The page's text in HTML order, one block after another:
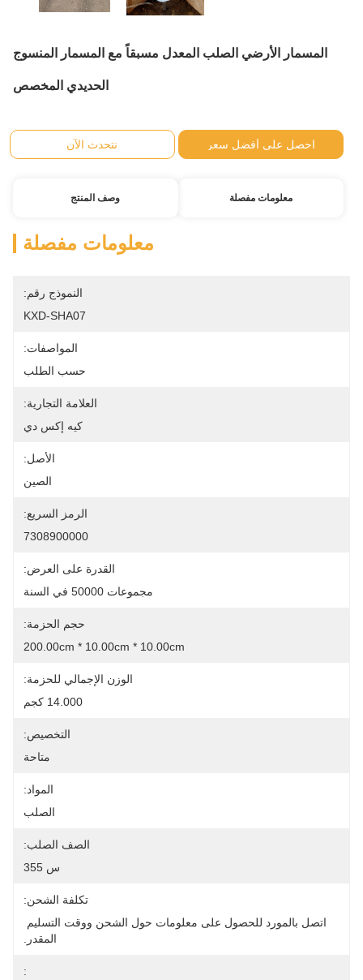
المسمار الأرضي الصلب المعدل مسبقاً مع المسمار المنسوج
الحديدي المخصص
احصل على أفضل سعر نتحدث الآن
معلومات مفصلة وصف المنتج
معلومات مفصلة
النموذج رقم:
KXD-SHA07
المواصفات:
حسب الطلب
العلامة التجارية:
كيه إكس دي
الأصل:
الصين
الرمز السريع:
7308900000
القدرة على العرض:
مجموعات 50000 في السنة
حجم الحزمة:
200.00cm * 10.00cm * 10.00cm
الوزن الإجمالي للحزمة:
14.000 كجم
التخصيص:
متاحة
المواد:
الصلب
الصف الصلب:
س 355
تكلفة الشحن:
المقدر.
: